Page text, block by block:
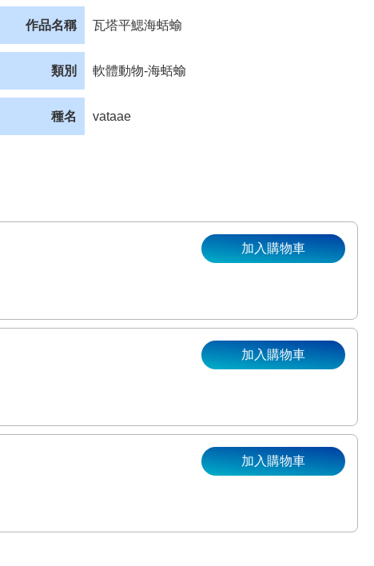
作品名稱 瓦塔平鰓海蛞蝓
類別 軟體動物-海蛞蝓
種名 vataae
加入購物車
加入購物車
加入購物車